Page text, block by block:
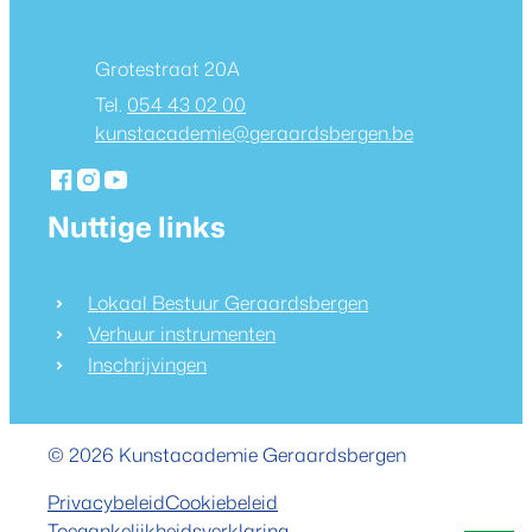
AdresGrotestraat 20A
054 43 02 00
E-mailkunstacademie@geraardsbergen.be
Facebook
Instagram
YouTube
Nuttige links
Lokaal Bestuur Geraardsbergen
Verhuur instrumenten
Inschrijvingen
© 2026 Kunstacademie Geraardsbergen
PrivacybeleidCookiebeleid